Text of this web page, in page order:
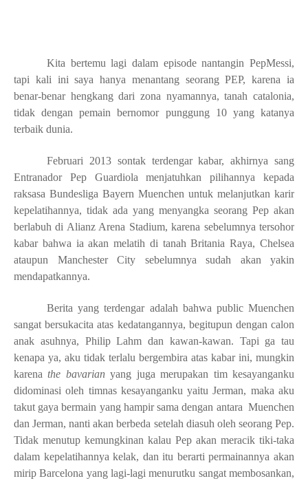
Kita bertemu lagi dalam episode nantangin PepMessi,
tapi kali ini saya hanya menantang seorang PEP, karena ia
benar-benar hengkang dari zona nyamannya, tanah catalonia,
tidak dengan pemain bernomor punggung 10 yang katanya
terbaik dunia.
Februari 2013 sontak terdengar kabar, akhirnya sang
Entranador Pep Guardiola menjatuhkan pilihannya kepada
raksasa Bundesliga Bayern Muenchen untuk melanjutkan karir
kepelatihannya, tidak ada yang menyangka seorang Pep akan
berlabuh di Alianz Arena Stadium, karena sebelumnya tersohor
kabar bahwa ia akan melatih di tanah Britania Raya, Chelsea
ataupun Manchester City sebelumnya sudah akan yakin
mendapatkannya.
Berita yang terdengar adalah bahwa public Muenchen
sangat bersukacita atas kedatangannya, begitupun dengan calon
anak asuhnya, Philip Lahm dan kawan-kawan. Tapi ga tau
kenapa ya, aku tidak terlalu bergembira atas kabar ini, mungkin
karenathe bavarianyang juga merupakan tim kesayanganku
didominasi oleh timnas kesayanganku yaitu Jerman, maka aku
takut gaya bermain yang hampir sama dengan antara Muenchen
dan Jerman, nanti akan berbeda setelah diasuh oleh seorang Pep.
Tidak menutup kemungkinan kalau Pep akan meracik tiki-taka
dalam kepelatihannya kelak, dan itu berarti permainannya akan
mirip Barcelona yang lagi-lagi menurutku sangat membosankan,